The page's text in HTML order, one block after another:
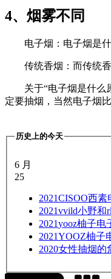
4、烟雾不同
电子烟：电子烟是
传统香烟：而传统
关于“电子烟是什
定要抽烟，当然电子烟
历史上的今天
6 月
25
2021CISOO西素
2021vvild小野和
2021yooz柚子电
2021YOOZ柚子
2020女性抽烟的